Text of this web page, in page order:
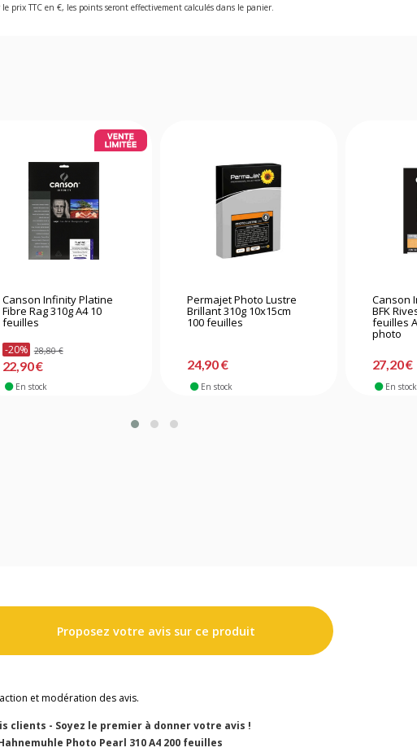
prix TTC en €, les points seront effectivement calculés dans le panier.
Canson Infinity Platine
Fibre Rag 310g A4 10
feuilles
-20% 28,80 €
22,90 €
En stock
Permajet Photo Lustre
Brillant 310g 10x15cm
100 feuilles
24,90 €
En stock
Canson
BFK
feuilles
photo
27,20 €
En stock
Proposez votre avis sur ce produit
et modération des avis.
clients - Soyez le premier à donner votre avis !
Photo Pearl 310 A4 200 feuilles